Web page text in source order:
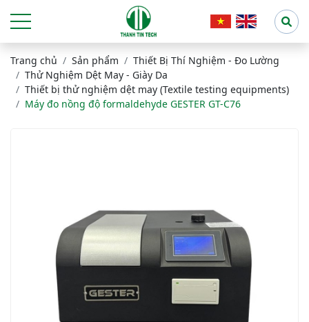
Trang chủ Sản phẩm
Thiết Bị Thí Nghiệm - Đo Lường
Thử Nghiệm Dệt May - Giày Da
Thiết bị thử nghiệm dệt may (Textile testing equipments)
Máy đo nồng độ formaldehyde GESTER GT-C76